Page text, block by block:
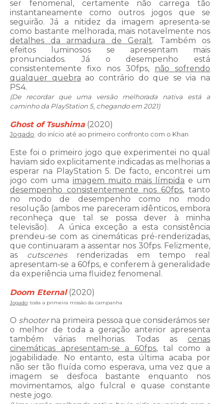
ser fenomenal, certamente não carrega tão
instantaneamente como outros jogos que se
seguirão. Já a nitidez da imagem apresenta-se
como bastante melhorada, mais notavelmente nos
detalhes da armadura de Geralt. Também os
efeitos luminosos se apresentam mais
pronunciados. Já o desempenho está
consistentemente fixo nos 30fps, não sofrendo
qualquer quebra ao contrário do que se via na
PS4.
(De recordar que uma versão melhorada nativa está a
caminho da PlayStation 5, chegando em 2021)
Ghost of Tsushima(2020)
Jogado: do início até ao primeiro confronto com o Khan
Este foi o primeiro jogo que experimentei no qual
haviam sido explicitamente indicadas as melhorias a
esperar na PlayStation 5. De facto, encontrei um
jogo com uma imagem muito mais límpida e um
desempenho consistentemente nos 60fps, tanto
no modo de desempenho como no modo
resolução (ambos me pareceram idênticos, embora
reconheça que tal se possa dever à minha
televisão).
A única exceção a esta consistência
prendeu-se com as cinemáticas pré-renderizadas,
que continuaram a assentar nos 30fps. Felizmente,
as cutscenesrenderizadas em tempo real
apresentam-se a 60fps, e conferem à generalidade
da experiência uma fluidez fenomenal.
Doom Eternal(2020)
Jogado: toda a primeira missão da campanha
O shooterna primeira pessoa que considerámos ser
o melhor de toda a geração anterior apresenta
também várias melhorias. Todas as cenas
cinemáticas apresentam-se a 60fps, tal como a
jogabilidade. No entanto, esta última acaba por
não ser tão fluída como esperava, uma vez que a
imagem se desfoca bastante enquanto nos
movimentamos, algo fulcral e quase constante
neste jogo.